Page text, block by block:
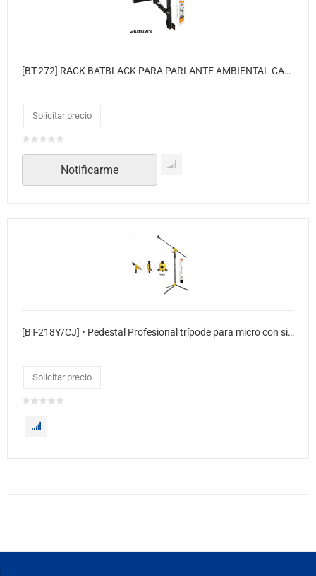
[BT-272] RACK BATBLACK PARA PARLANTE AMBIENTAL CAP. DE CARGA 40KG, C/ANGULO 3P
Solicitar precio
Notificarme
[BT-218Y/CJ] • Pedestal Profesional trípode para micro con sistema deslizante boom de métal.
Solicitar precio